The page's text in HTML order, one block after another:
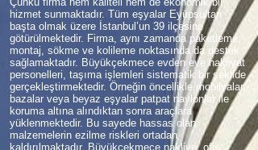
hizmet sunmaktadır. Tüm eşyalar Eyüpsultan
başta olmak üzere İstanbul’un 39 ilçesine
götürülmektedir. Firma, aynı zamanda paketleme,
montaj, sökme ve kolileme noktasında da destek
sağlamaktadır. Büyükçekmece evden eve nakliyat
personelleri, taşıma işlemleri sistematik bir şekilde
gerçekleştirmektedir. Örneğin öncellikle mobilyalar,
bazalar veya beyaz eşyalar patpat naylonlar ile
koruma altına alındıktan sonra araçlara
yüklenmektedir. Bu sayede hassas olan
malzemelerin ezilme riskleri ortadan
kaldırılmaktadır. Büyükçekmece nakliye, ofis